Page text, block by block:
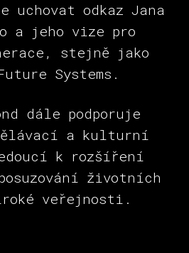
uchovat odkaz Jana
a jeho vize pro
stejně jako
Systems.
dále podporuje
a kulturní
k rozšíření
životních
veřejnosti.